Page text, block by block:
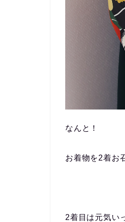
なんと！
お着物を2着お
2着目は元気い